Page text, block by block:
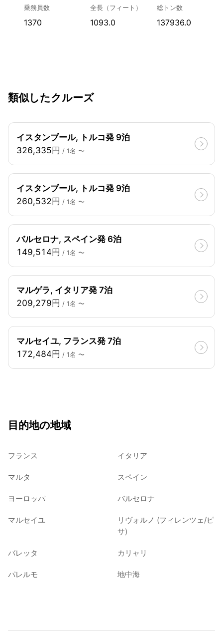
乗務員数
1370
全長（フィート）
1093.0
総トン数
137936.0
類似したクルーズ
イスタンブール, トルコ発 9泊
326,335円 / 1名 〜
イスタンブール, トルコ発 9泊
260,532円 / 1名 〜
バルセロナ, スペイン発 6泊
149,514円 / 1名 〜
マルゲラ, イタリア発 7泊
209,279円 / 1名 〜
マルセイユ, フランス発 7泊
172,484円 / 1名 〜
目的地の地域
フランス イタリア
マルタ スペイン
ヨーロッパ バルセロナ
マルセイユ
リヴォルノ (フィレンツェ/ピ
サ)
バレッタ カリャリ
パレルモ 地中海